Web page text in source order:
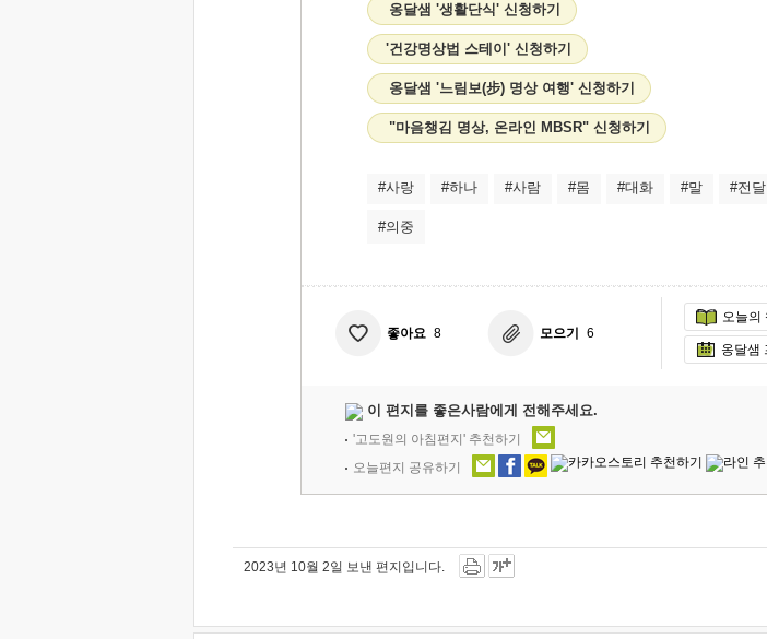
옹달샘 '생활단식' 신청하기
'건강명상법 스테이' 신청하기
옹달샘 '느림보(步) 명상 여행' 신청하기
"마음챙김 명상, 온라인 MBSR" 신청하기
#사랑 #하나 #사람 #몸 #대화 #말 #전달
#의중
좋아요 8 모으기 6
오늘의
옹달샘
이 편지를 좋은사람에게 전해주세요.
'고도원의 아침편지' 추천하기
오늘편지 공유하기
2023년 10월 2일 보낸 편지입니다.